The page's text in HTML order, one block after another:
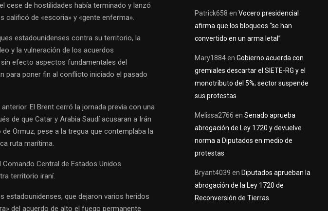
cese de hostilidades había terminado y lanzó
calificó de «escoria» y «gente enferma».
estadounidenses contra su territorio, la
y la vulneración de los acuerdos
efecto aspectos fundamentales del
para poner fin al conflicto iniciado el pasado
El Brent cerró la jornada previa con una
de que Catar y Arabia Saudí acusaran a Irán
Ormuz, pese a la tregua que contemplaba la
ruta marítima.
Central de Estados Unidos
territorio iraní.
estadounidenses, que dejaron varios heridos
del acuerdo de alto el fuego permanente
Patrick658 en Vocero presidencial
afirma que los bloqueos “se han
convertido en un arma letal”
Mary1884en Gobierno acuerda con
gremiales descartar el SIETE-RG y el
monotributo del 5%; sector suspende
sus protestas
Melissa2766 en Senado aprueba
abrogación de Ley 1720 y devuelve
norma a Diputados en medio de
protestas
Bryant4039 en Diputados aprueban la
abrogación de la Ley 1720 de
Reconversión de Tierras